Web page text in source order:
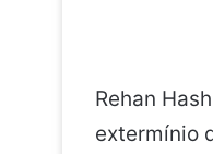
Rehan
extermínio